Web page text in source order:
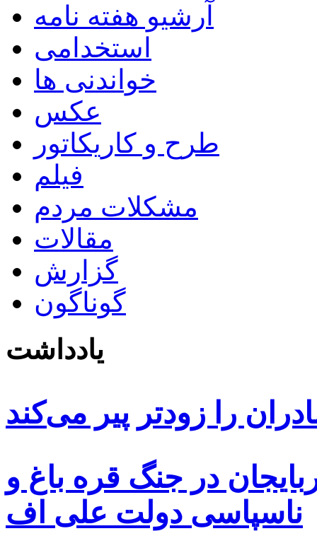
آرشیو هفته نامه
استخدامی
خواندنی ها
عکس
طرح و کاریکاتور
فیلم
مشکلات مردم
مقالات
گزارش
گوناگون
یادداشت
را زودتر پیر می‌کند
در جنگ قره باغ و
ناسپاسی دولت علی اف